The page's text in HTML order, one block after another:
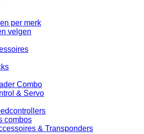
per merk
velgen
Combo
& Servo
combos
& Transponders